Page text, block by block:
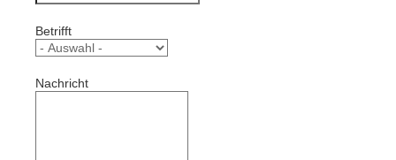
Betrifft
Nachricht